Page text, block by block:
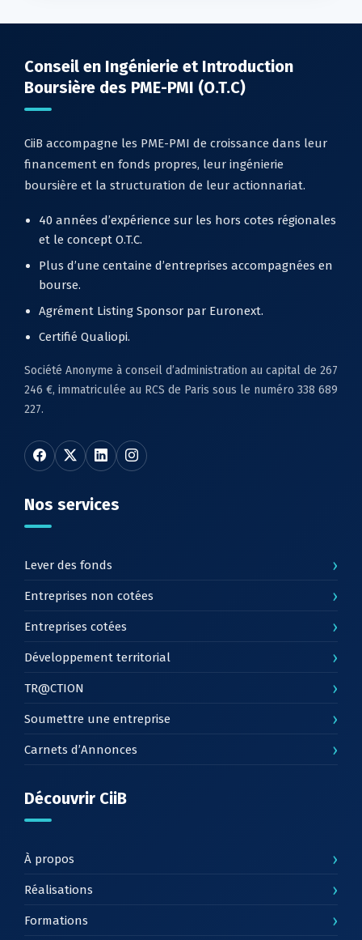
Conseil en Ingénierie et Introduction
Boursière des PME-PMI (O.T.C)
CiiB accompagne les PME-PMI de croissance dans leur
financement en fonds propres, leur ingénierie
boursière et la structuration de leur actionnariat.
40 années d’expérience sur les hors cotes régionales
et le concept O.T.C.
Plus d’une centaine d’entreprises accompagnées en
bourse.
Agrément Listing Sponsor par Euronext.
Certifié Qualiopi.
Société Anonyme à conseil d’administration au capital de 267
246 €, immatriculée au RCS de Paris sous le numéro 338 689
227.
Nos services
Lever des fonds ›
Entreprises non cotées ›
Entreprises cotées ›
Développement territorial ›
TR@CTION ›
Soumettre une entreprise ›
Carnets d’Annonces ›
Découvrir CiiB
À propos ›
Réalisations ›
Formations ›